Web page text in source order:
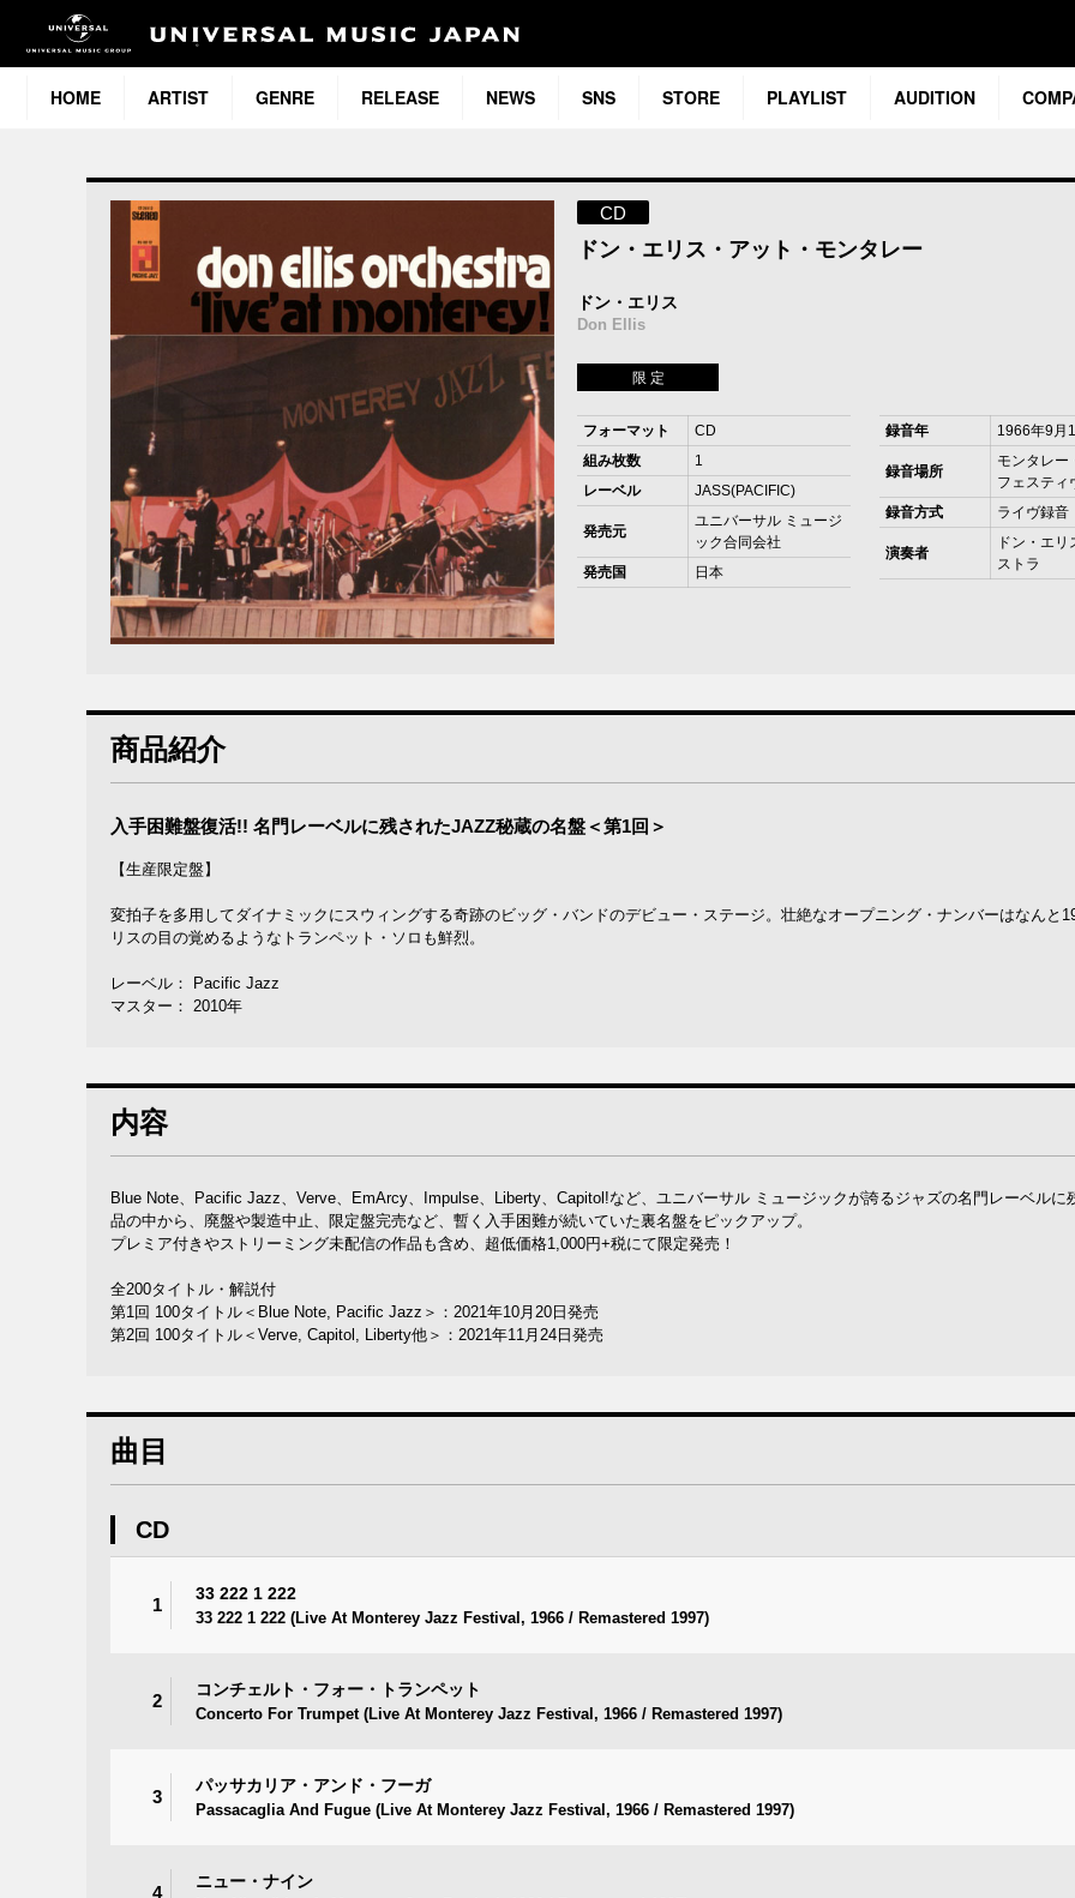
HOME ARTIST GENRE RELEASE NEWS SNS STORE PLAYLIST AUDITION
CD
ドン・エリス・アット・モンタレー
ドン・エリス
Don Ellis
限 定
フォーマット
CD
組み枚数
1
レーベル
JASS(PACIFIC)
発売元
ユニバーサル ミュージ
ック合同会社
発売国
日本
録音年 1966年9月
録音場所
モンタレー
フェスティ
録音方式
ライヴ録音
演奏者
ドン・エリ
ストラ
商品紹介
入手困難盤復活!! 名門レーベルに残されたJAZZ秘蔵の名盤＜第1回＞
【生産限定盤】
変拍子を多用してダイナミックにスウィングする奇跡のビッグ・バンドのデビュー・ステージ。壮絶なオープニング・ナンバーはなんと
リスの目の覚めるようなトランペット・ソロも鮮烈。
レーベル： Pacific Jazz
マスター： 2010年
内容
Blue Note、Pacific Jazz、Verve、EmArcy、Impulse、Liberty、Capitol!など、ユニバーサル ミュージックが誇るジャズの名門レーベルに
品の中から、廃盤や製造中止、限定盤完売など、暫く入手困難が続いていた裏名盤をピックアップ。
プレミア付きやストリーミング未配信の作品も含め、超低価格1,000円+税にて限定発売！
全200タイトル・解説付
第1回 100タイトル＜Blue Note, Pacific Jazz＞：2021年10月20日発売
第2回 100タイトル＜Verve, Capitol, Liberty他＞：2021年11月24日発売
曲目
CD
1
33 222 1 222
33 222 1 222 (Live At Monterey Jazz Festival, 1966 / Remastered 1997)
2
コンチェルト・フォー・トランペット
Concerto For Trumpet (Live At Monterey Jazz Festival, 1966 / Remastered 1997)
3
パッサカリア・アンド・フーガ
Passacaglia And Fugue (Live At Monterey Jazz Festival, 1966 / Remastered 1997)
4
ニュー・ナイン